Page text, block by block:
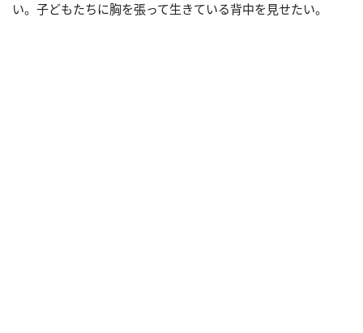
い。子どもたちに胸を張って生きている背中を見せたい。